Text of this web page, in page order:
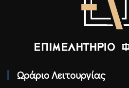
Ωράριο Λειτουργίας